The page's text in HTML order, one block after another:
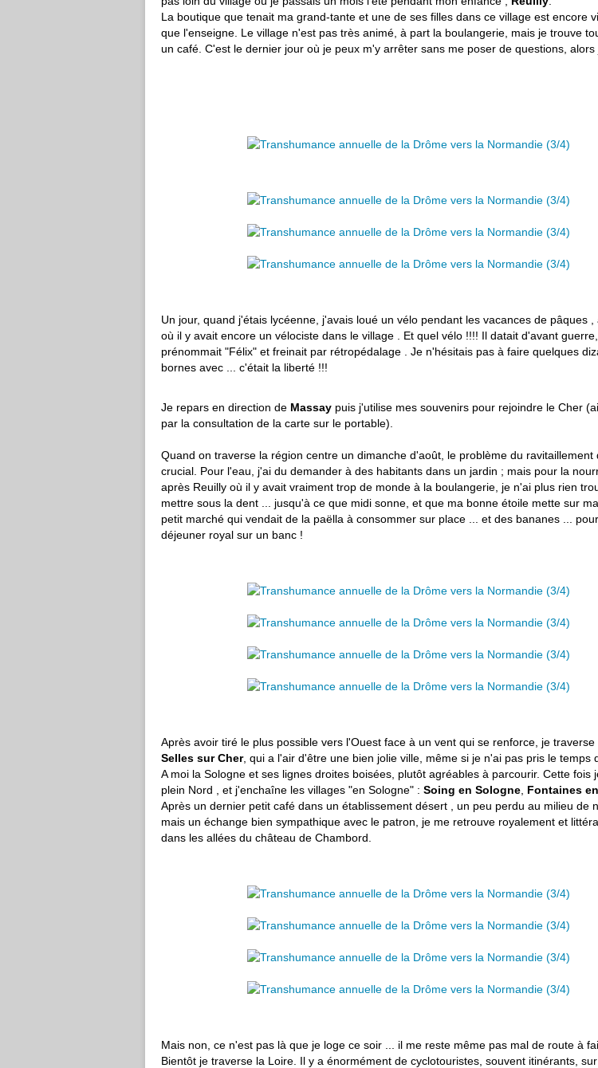
La boutique que tenait ma grand-tante et une de ses filles dans ce village est encore
que l'enseigne. Le village n'est pas très animé, à part la boulangerie, mais je trouve
un café. C'est le dernier jour où je peux m'y arrêter sans me poser de questions, alors
Un jour, quand j'étais lycéenne, j'avais loué un vélo pendant les vacances de pâques ,
où il y avait encore un vélociste dans le village . Et quel vélo !!!! Il datait d'avant
prénommait "Félix" et freinait par rétropédalage . Je n'hésitais pas à faire quelques
bornes avec ... c'était la liberté !!!
Je repars en direction de Massay puis j'utilise mes souvenirs pour rejoindre le Cher
par la consultation de la carte sur le portable).
Quand on traverse la région centre un dimanche d'août, le problème du ravitaillement
crucial. Pour l'eau, j'ai du demander à des habitants dans un jardin ; mais pour la
après Reuilly où il y avait vraiment trop de monde à la boulangerie, je n'ai plus rien
mettre sous la dent ... jusqu'à ce que midi sonne, et que ma bonne étoile mette sur
petit marché qui vendait de la paëlla à consommer sur place ... et des bananes ...
déjeuner royal sur un banc !
Après avoir tiré le plus possible vers l'Ouest face à un vent qui se renforce, je traverse
Selles sur Cher, qui a l'air d'être une bien jolie ville, même si je n'ai pas pris le temps
A moi la Sologne et ses lignes droites boisées, plutôt agréables à parcourir. Cette fois
plein Nord , et j'enchaîne les villages "en Sologne" : Soing en Sologne Fontaines
Après un dernier petit café dans un établissement désert , un peu perdu au milieu de
mais un échange bien sympathique avec le patron, je me retrouve royalement et
dans les allées du château de Chambord.
Mais non, ce n'est pas là que je loge ce soir ... il me reste même pas mal de route à
Bientôt je traverse la Loire. Il y a énormément de cyclotouristes, souvent itinérants,